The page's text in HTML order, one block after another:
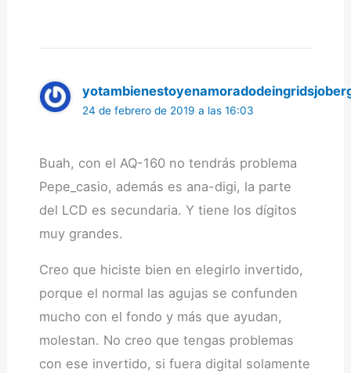
24 de febrero de 2019 a las 16:03
Buah, con el AQ-160 no tendrás problema
Pepe_casio, además es ana-digi, la parte
del LCD es secundaria. Y tiene los dígitos
muy grandes.
Creo que hiciste bien en elegirlo invertido,
porque el normal las agujas se confunden
mucho con el fondo y más que ayudan,
molestan. No creo que tengas problemas
con ese invertido, si fuera digital solamente